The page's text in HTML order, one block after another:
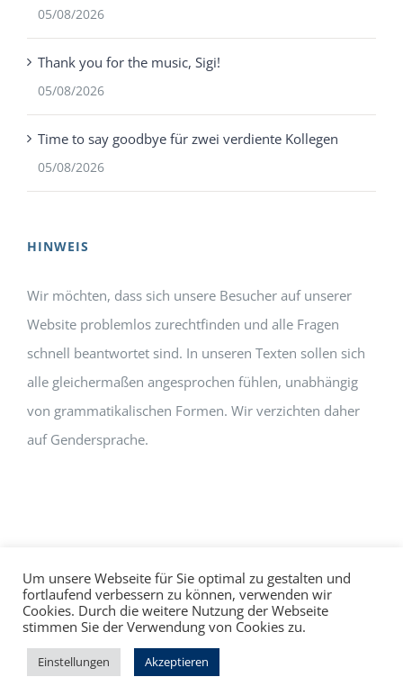
05/08/2026
Thank you for the music, Sigi!
05/08/2026
Time to say goodbye für zwei verdiente Kollegen
05/08/2026
HINWEIS
Wir möchten, dass sich unsere Besucher auf unserer
Website problemlos zurechtfinden und alle Fragen
schnell beantwortet sind. In unseren Texten sollen sich
alle gleichermaßen angesprochen fühlen, unabhängig
von grammatikalischen Formen. Wir verzichten daher
auf Gendersprache.
Impressum Datenschutz©hallo!rot
Facebook
Um unsere Webseite für Sie optimal zu gestalten und
fortlaufend verbessern zu können, verwenden wir
Cookies. Durch die weitere Nutzung der Webseite
stimmen Sie der Verwendung von Cookies zu.
Einstellungen Akzeptieren